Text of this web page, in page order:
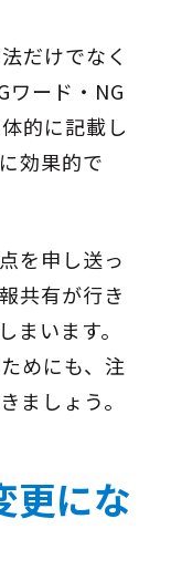
だけでなく
ワード・NG
的に記載し
効果的で
を申し送っ
共有が行き
まいます。
めにも、注
ましょう。
更にな